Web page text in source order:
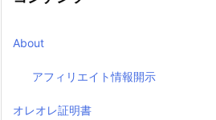
About
アフィリエイト情報開示
オレオレ証明書